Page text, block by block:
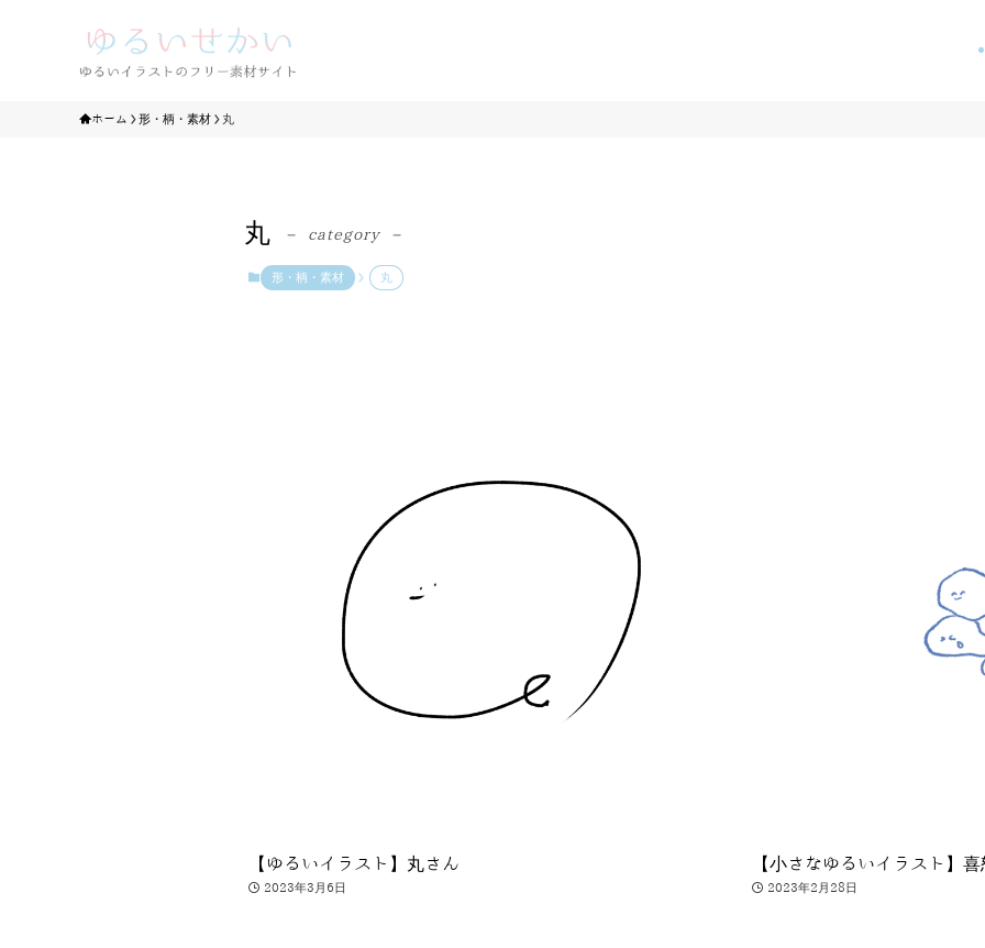
ホーム 形・柄・素材 丸
丸 – category –
形・柄・素材 丸
【ゆるいイラスト】丸さん
2023年3月6日
【小さなゆるいイラスト】
2023年2月28日